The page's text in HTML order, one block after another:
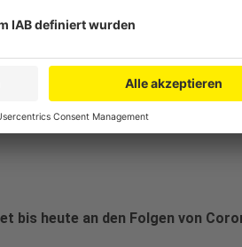
gibt, die behaupten, Corona
bis heute an den Folgen von